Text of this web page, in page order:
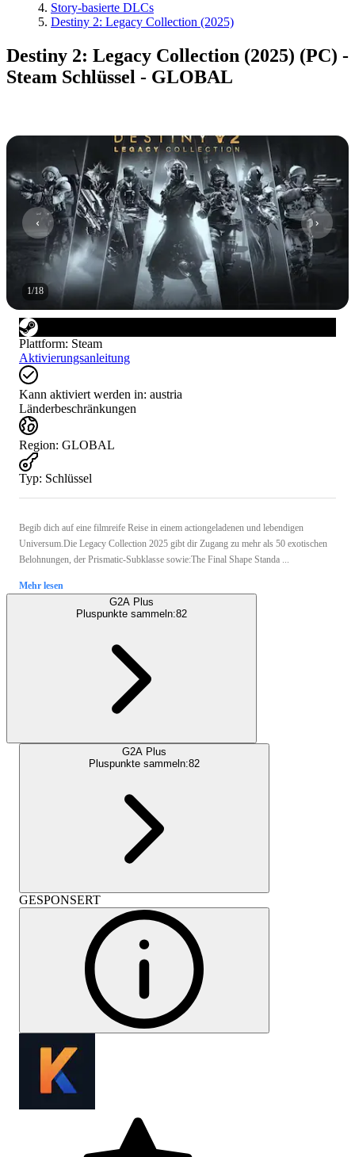
Story-basierte DLCs
Destiny 2: Legacy Collection (2025)
Destiny 2: Legacy Collection (2025) (PC) -
Steam Schlüssel - GLOBAL
1/18
Plattform: Steam
Aktivierungsanleitung
Kann aktiviert werden in: austria
Länderbeschränkungen
Region: GLOBAL
Typ: Schlüssel
Begib dich auf eine filmreife Reise in einem actiongeladenen und lebendigen
Universum.Die Legacy Collection 2025 gibt dir Zugang zu mehr als 50 exotischen
Belohnungen, der Prismatic-Subklasse sowie:The Final Shape Standa ...
Mehr lesen
G2A Plus
Pluspunkte sammeln:82
G2A Plus
Pluspunkte sammeln:82
GESPONSERT